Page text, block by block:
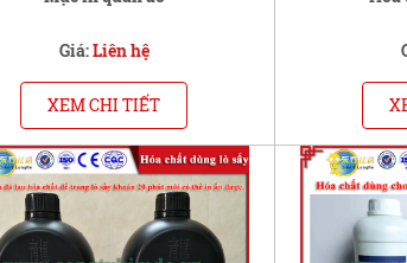
Giá:Liên hệ
XEM CHI TIẾT